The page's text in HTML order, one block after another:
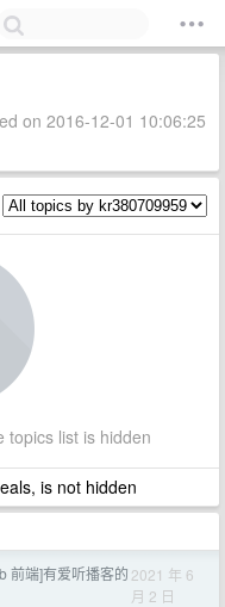
on 2016-12-01 10:06:25
topics list is hidden
is not hidden
前端]有爱听播客的 2021 年 6
月 2 日